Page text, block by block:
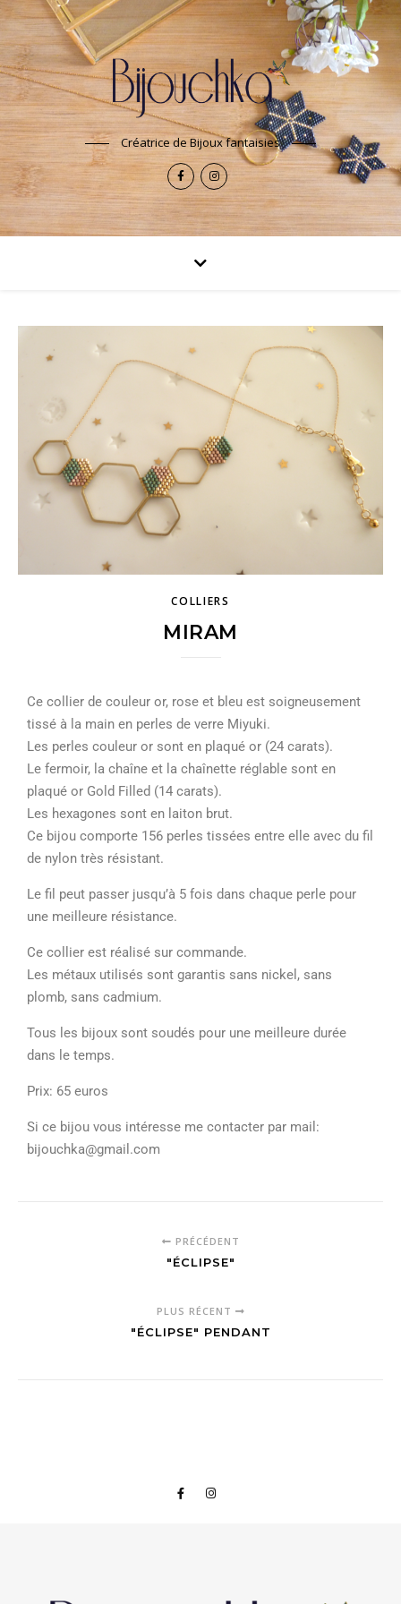
Créatrice de Bijoux fantaisies
COLLIERS
MIRAM
Ce collier de couleur or, rose et bleu est soigneusement
tissé à la main en perles de verre Miyuki.
Les perles couleur or sont en plaqué or (24 carats).
Le fermoir, la chaîne et la chaînette réglable sont en
plaqué or Gold Filled (14 carats).
Les hexagones sont en laiton brut.
Ce bijou comporte 156 perles tissées entre elle avec du fil
de nylon très résistant.
Le fil peut passer jusqu’à 5 fois dans chaque perle pour
une meilleure résistance.
Ce collier est réalisé sur commande.
Les métaux utilisés sont garantis sans nickel, sans
plomb, sans cadmium.
Tous les bijoux sont soudés pour une meilleure durée
dans le temps.
Prix: 65 euros
Si ce bijou vous intéresse me contacter par mail:
bijouchka@gmail.com
PRÉCÉDENT
"ÉCLIPSE"
PLUS RÉCENT
"ÉCLIPSE" PENDANT